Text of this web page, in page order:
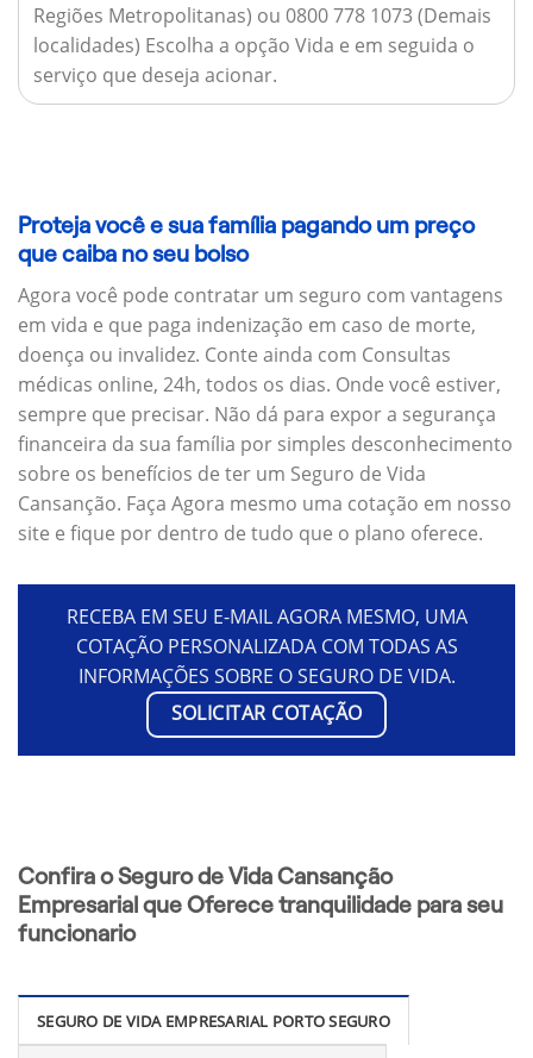
Regiões Metropolitanas) ou 0800 778 1073 (Demais
localidades) Escolha a opção Vida e em seguida o
serviço que deseja acionar.
Proteja você e sua família pagando um preço
que caiba no seu bolso
Agora você pode contratar um seguro com vantagens
em vida e que paga indenização em caso de morte,
doença ou invalidez. Conte ainda com Consultas
médicas online, 24h, todos os dias. Onde você estiver,
sempre que precisar. Não dá para expor a segurança
financeira da sua família por simples desconhecimento
sobre os benefícios de ter um Seguro de Vida
Cansanção. Faça Agora mesmo uma cotação em nosso
site e fique por dentro de tudo que o plano oferece.
RECEBA EM SEU E-MAIL AGORA MESMO, UMA
COTAÇÃO PERSONALIZADA COM TODAS AS
INFORMAÇÕES SOBRE O SEGURO DE VIDA.
SOLICITAR COTAÇÃO
Confira o Seguro de Vida Cansanção
Empresarial que Oferece tranquilidade para seu
funcionario
SEGURO DE VIDA EMPRESARIAL PORTO SEGURO